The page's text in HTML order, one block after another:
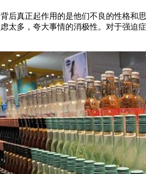
后真正起作用的是他们不良的性格
太多，夸大事情的消极性。对于强